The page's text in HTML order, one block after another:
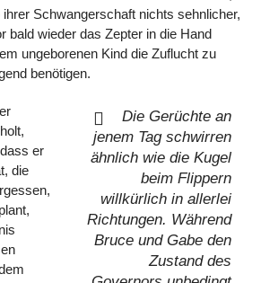
Schwangerschaft nichts sehnlicher,
bald wieder das Zepter in die Hand
ungeborenen Kind die Zuflucht zu
benötigen.
Die Gerüchte an
jenem Tag schwirren
ähnlich wie die Kugel
beim Flippern
willkürlich in allerlei
Richtungen. Während
Bruce und Gabe den
Zustand des
er
die